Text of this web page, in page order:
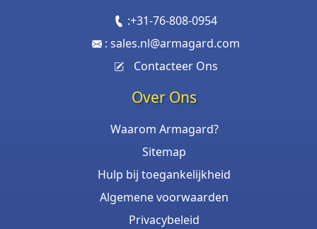
:+31-76-808-0954
: sales.nl@armagard.com
Contacteer Ons
Over Ons
Waarom Armagard?
Sitemap
Hulp bij toegankelijkheid
Algemene voorwaarden
Privacybeleid